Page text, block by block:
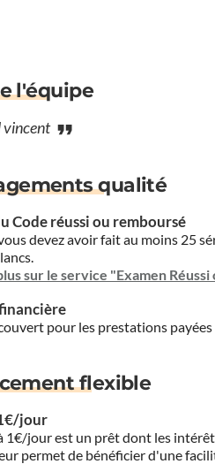
l'équipe
vincent
qualité
Code réussi ou remboursé
devez avoir fait au moins 25
sur le service "Examen Réussi
pour les prestations
flexible
jour
1€/jour est un prêt dont les
permet de bénéficier d'une